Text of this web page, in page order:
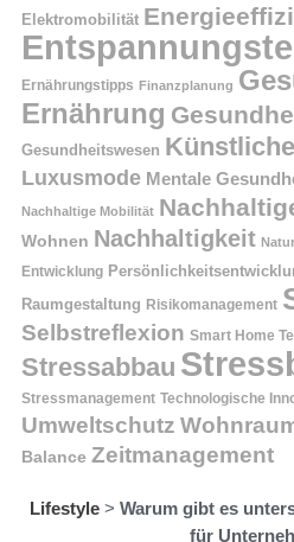
Elektromobilität
Ernährungstipps Finanzplanung
Ernährung
Gesundheitswesen
Luxusmode Mentale
Nachhaltige Mobilität
Wohnen Nachhaltigkeit
Entwicklung
Raumgestaltung Risikomanagement
Selbstreflexion Smart Home
Stressabbau
Stressmanagement Technologische
Umweltschutz
Balance Zeitmanagement
Lifestyle> Warum gibt es
für